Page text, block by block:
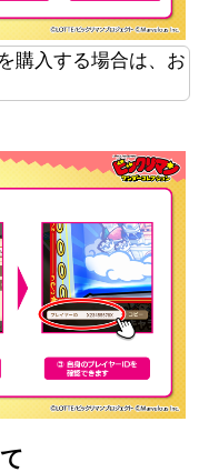
購入する場合は、お